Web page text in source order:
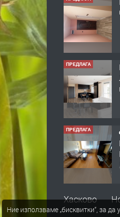
Хасково
Ние използваме „бисквитки“, за